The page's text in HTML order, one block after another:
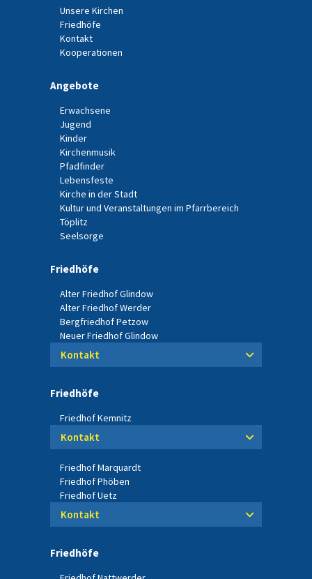
Unsere Kirchen
Friedhöfe
Kontakt
Kooperationen
Angebote
Erwachsene
Jugend
Kinder
Kirchenmusik
Pfadfinder
Lebensfeste
Kirche in der Stadt
Kultur und Veranstaltungen im Pfarrbereich
Töplitz
Seelsorge
Friedhöfe
Alter Friedhof Glindow
Alter Friedhof Werder
Bergfriedhof Petzow
Neuer Friedhof Glindow
Kontakt
Friedhöfe
Friedhof Kemnitz
Kontakt
Friedhof Marquardt
Friedhof Phöben
Friedhof Uetz
Kontakt
Friedhöfe